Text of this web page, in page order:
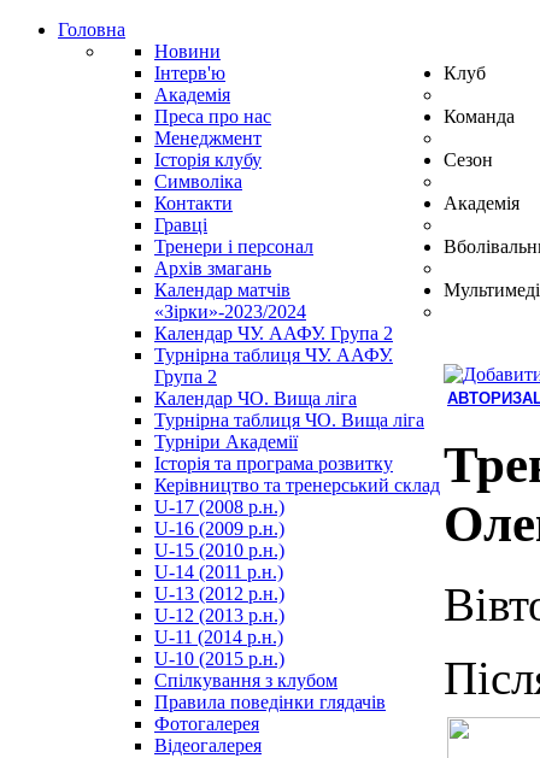
Головна
Новини
Інтерв'ю
Академія
Преса про нас
Клуб
Менеджмент
Історія клубу
Символіка
Контакти
Команда
Гравці
Тренери і персонал
Архів змагань
Сезон
Календар матчів
«Зірки»-2023/2024
Календар ЧУ. ААФУ. Група 2
Турнірна таблиця ЧУ. ААФУ.
Група 2
Календар ЧО. Вища ліга
Турнірна таблиця ЧО. Вища ліга
Академія
Турніри Академії
Історія та програма розвитку
Керівництво та тренерський склад
U-17 (2008 р.н.)
U-16 (2009 р.н.)
U-15 (2010 р.н.)
U-14 (2011 р.н.)
U-13 (2012 р.н.)
U-12 (2013 р.н.)
U-11 (2014 р.н.)
U-10 (2015 р.н.)
Спілкування з клубом
Правила поведінки глядачів
Фотогалерея
Відеогалерея